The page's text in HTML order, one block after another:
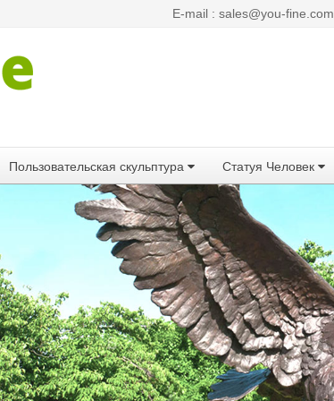
E-mail : sales@you-fine.com
Пользовательская скульптура Статуя Человек